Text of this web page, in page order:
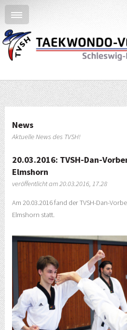
News
Aktuelle News des TVSH!
20.03.2016: TVSH-Dan-
Elmshorn
veröffentlicht am 20.03.2016, 17.28
Am 20.03.2016 fand der TVSH-Dan-
Elmshorn statt.